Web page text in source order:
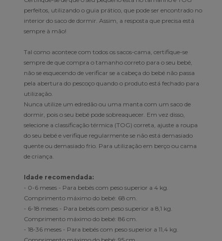
perfeitos, utilizando o guia prático, que pode ser encontrado no
interior do saco de dormir. Assim, a resposta que precisa está
sempre à mão!
Tal como acontece com todos os sacos-cama, certifique-se
sempre de que compra o tamanho correto para o seu bebé,
não se esquecendo de verificar se a cabeça do bebé não passa
pela abertura do pescoço quando o produto está fechado para
utilização.
Nunca utilize um edredão ou uma manta com um saco de
dormir, pois o seu bebé pode sobreaquecer. Em vez disso,
selecione a classificação térmica (TOG) correta, ajuste a roupa
do seu bebé e verifique regularmente se não está demasiado
quente ou demasiado frio. Para utilização em berço ou cama
de criança.
Idade recomendada:
- 0-6 meses - Para bebés com peso superior a 4 kg.
Comprimento máximo do bebé: 68 cm.
- 6-18 meses - Para bebés com peso superior a 8,1 kg.
Comprimento máximo do bebé: 86 cm.
- 18-36 meses - Para bebés com peso superior a 11,4 kg.